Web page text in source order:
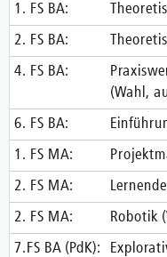
1. FS BA:
2. FS BA:
4. FS BA:
(Wahl,
6. FS BA:
1. FS MA:
2. FS MA:
2. FS MA: Robotik
7.FS BA (PdK):